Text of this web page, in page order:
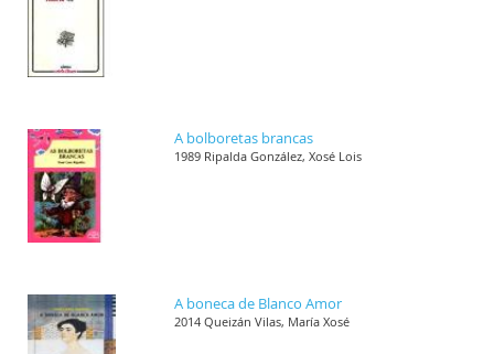
A bolboretas brancas
1989 Ripalda González, Xosé Lois
A boneca de Blanco Amor
2014 Queizán Vilas, María Xosé